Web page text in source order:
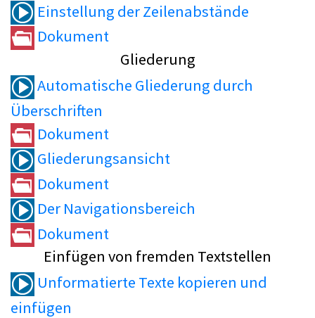
Einstellung der Zeilenabstände
Dokument
Gliederung
Automatische Gliederung durch
Überschriften
Dokument
Gliederungsansicht
Dokument
Der Navigationsbereich
Dokument
Einfügen von fremden Textstellen
Unformatierte Texte kopieren und
einfügen